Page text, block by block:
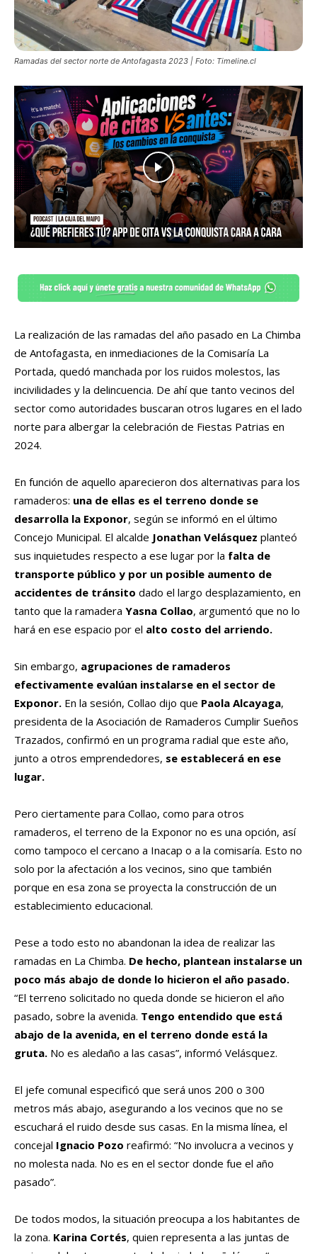
Ramadas del sector norte de Antofagasta 2023 | Foto: Timeline.cl
La realización de las ramadas del año pasado en La Chimba
de Antofagasta, en inmediaciones de la Comisaría La
Portada, quedó manchada por los ruidos molestos, las
incivilidades y la delincuencia. De ahí que tanto vecinos del
sector como autoridades buscaran otros lugares en el lado
norte para albergar la celebración de Fiestas Patrias en
2024.
En función de aquello aparecieron dos alternativas para los
ramaderos: una de ellas es el terreno donde se
desarrolla la Exponor, según se informó en el último
Concejo Municipal. El alcalde Jonathan Velásquez planteó
sus inquietudes respecto a ese lugar por la falta de
transporte público y por un posible aumento de
accidentes de tránsito dado el largo desplazamiento, en
tanto que la ramadera Yasna Collao, argumentó que no lo
hará en ese espacio por el alto costo del arriendo.
Sin embargo, agrupaciones de ramaderos
efectivamente evalúan instalarse en el sector de
Exponor. En la sesión, Collao dijo que Paola Alcayaga,
presidenta de la Asociación de Ramaderos Cumplir Sueños
Trazados, confirmó en un programa radial que este año,
junto a otros emprendedores, se establecerá en ese
lugar.
Pero ciertamente para Collao, como para otros
ramaderos, el terreno de la Exponor no es una opción, así
como tampoco el cercano a Inacap o a la comisaría. Esto no
solo por la afectación a los vecinos, sino que también
porque en esa zona se proyecta la construcción de un
establecimiento educacional.
Pese a todo esto no abandonan la idea de realizar las
ramadas en La Chimba. De hecho, plantean instalarse un
poco más abajo de donde lo hicieron el año pasado.
“El terreno solicitado no queda donde se hicieron el año
pasado, sobre la avenida. Tengo entendido que está
abajo de la avenida, en el terreno donde está la
gruta. No es aledaño a las casas”, informó Velásquez.
El jefe comunal especificó que será unos 200 o 300
metros más abajo, asegurando a los vecinos que no se
escuchará el ruido desde sus casas. En la misma línea, el
concejal Ignacio Pozo reafirmó: “No involucra a vecinos y
no molesta nada. No es en el sector donde fue el año
pasado”.
De todos modos, la situación preocupa a los habitantes de
la zona. Karina Cortés, quien representa a las juntas de